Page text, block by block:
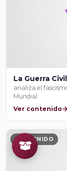
La Guerra
analiza el
Mundial.
Ver contenido
CONTENIDO